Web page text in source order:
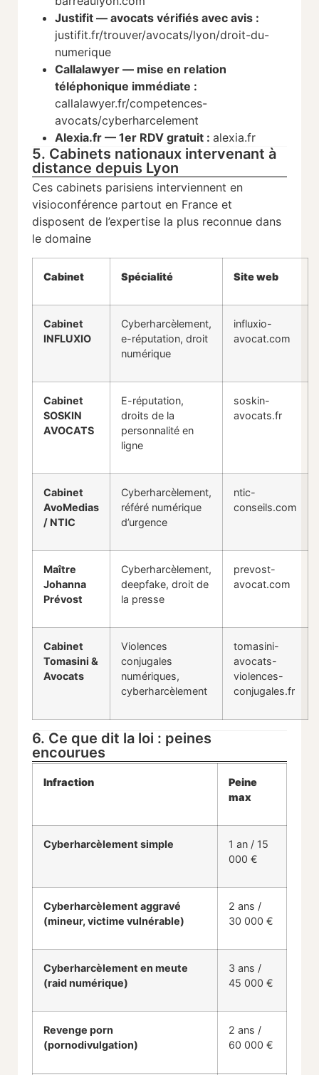
Justifit — avocats vérifiés avec avis :
justifit.fr/trouver/avocats/lyon/droit-du-
numerique
Callalawyer — mise en relation
téléphonique immédiate :
callalawyer.fr/competences-
avocats/cyberharcelement
Alexia.fr — 1er RDV gratuit : alexia.fr
5. Cabinets nationaux intervenant à
distance depuis Lyon
Ces cabinets parisiens interviennent en
visioconférence partout en France et
disposent de l’expertise la plus reconnue dans
le domaine
Cabinet Spécialité Site web
Cabinet
INFLUXIO
Cyberharcèlement,
e-réputation, droit
numérique
influxio-
avocat.com
Cabinet
SOSKIN
AVOCATS
E-réputation,
droits de la
personnalité en
ligne
soskin-
avocats.fr
Cabinet
AvoMedias
/ NTIC
Cyberharcèlement,
référé numérique
d’urgence
ntic-
conseils.com
Maître
Johanna
Prévost
Cyberharcèlement,
deepfake, droit de
la presse
prevost-
avocat.com
Cabinet
Tomasini &
Avocats
Violences
conjugales
numériques,
cyberharcèlement
tomasini-
avocats-
violences-
conjugales.fr
6. Ce que dit la loi : peines
encourues
Infraction
Peine
max
Cyberharcèlement simple
1 an / 15
000 €
Cyberharcèlement aggravé
(mineur, victime vulnérable)
2 ans /
30 000 €
Cyberharcèlement en meute
(raid numérique)
3 ans /
45 000 €
Revenge porn
(pornodivulgation)
2 ans /
60 000 €